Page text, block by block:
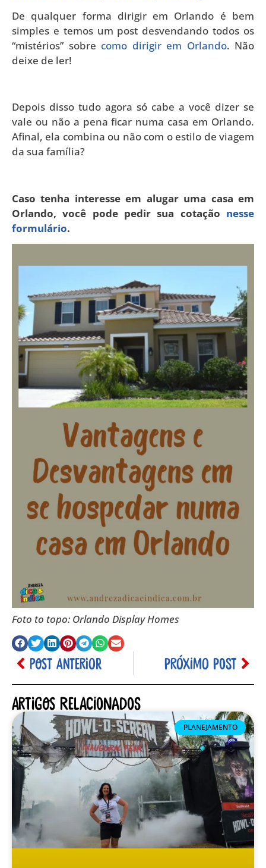
De qualquer forma dirigir em Orlando é bem
simples e temos um post desvendando todos os
“mistérios” sobre como dirigir em Orlando. Não
deixe de ler!
Depois disso tudo agora só cabe a você dizer se
vale ou não a pena ficar numa casa em Orlando.
Afinal, ela combina ou não com o estilo de viagem
da sua família?
Caso tenha interesse em alugar uma casa em
Orlando, você pode pedir sua cotação nesse
formulário.
Foto to topo: Orlando Display Homes
POST ANTERIOR PRÓXIMO POST
Artigos relacionados
PLANEJAMENTO